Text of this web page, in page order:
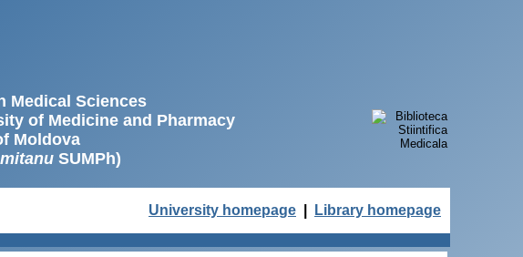
Medical Sciences
of Medicine and Pharmacy
Moldova
SUMPh)
University homepage Library homepage